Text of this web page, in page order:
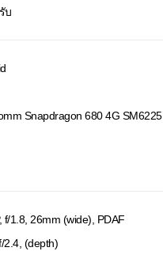
บ
Snapdragon 680 4G SM6225
f/1.8, 26mm (wide), PDAF
2.4, (depth)